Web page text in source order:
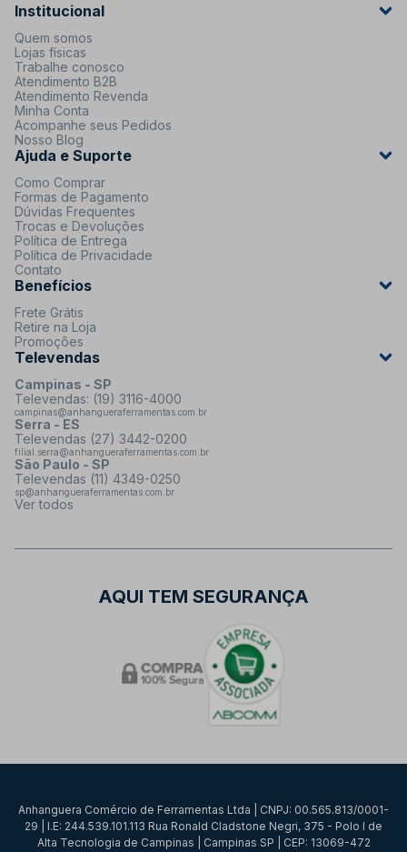
Institucional
Quem somos
Lojas físicas
Trabalhe conosco
Atendimento B2B
Atendimento Revenda
Minha Conta
Acompanhe seus Pedidos
Nosso Blog
Ajuda e Suporte
Como Comprar
Formas de Pagamento
Dúvidas Frequentes
Trocas e Devoluções
Política de Entrega
Política de Privacidade
Contato
Benefícios
Frete Grátis
Retire na Loja
Promoções
Televendas
Campinas - SP
Televendas: (19) 3116-4000
campinas@anhangueraferramentas.com.br
Serra - ES
Televendas (27) 3442-0200
filial.serra@anhangueraferramentas.com.br
São Paulo - SP
Televendas (11) 4349-0250
sp@anhangueraferramentas.com.br
Ver todos
AQUI TEM SEGURANÇA
Anhanguera Comércio de Ferramentas Ltda | CNPJ: 00.565.813/0001-
29 | I.E: 244.539.101.113 Rua Ronald Cladstone Negri, 375 - Polo I de
Alta Tecnologia de Campinas | Campinas SP | CEP: 13069-472